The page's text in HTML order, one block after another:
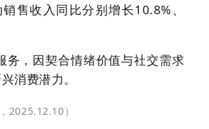
售收入同比分别增长10.8%、
务，因契合情绪价值与社交需求
消费潜力。
2025.12.10）